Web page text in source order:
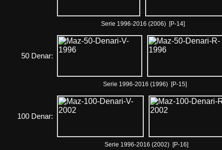
Serie 1996-2016 (2006) [P-14]
50 Denar:
Serie 1996-2016 (1996) [P-15]
100 Denar:
Serie 1996-2016 (2002) [P-16]